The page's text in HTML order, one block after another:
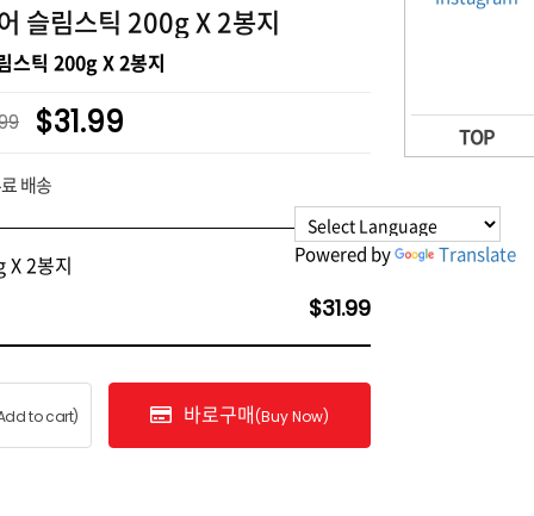
Powered by Translate
슬림스틱 200g X 2봉지
스틱 200g X 2봉지
$31.99
배송
X 2봉지
$31.99
to cart) 바로구매(Buy Now)
TOP